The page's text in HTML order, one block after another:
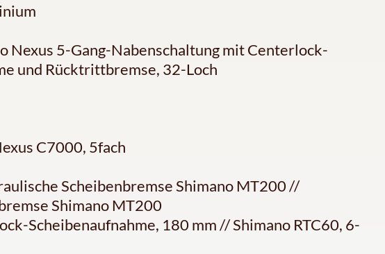
Nexus 5-Gang-Nabenschaltung mit Centerlock-
und Rücktrittbremse, 32-Loch
C7000, 5fach
Scheibenbremse Shimano MT200 //
Shimano MT200
Scheibenaufnahme, 180 mm // Shimano RTC60, 6-